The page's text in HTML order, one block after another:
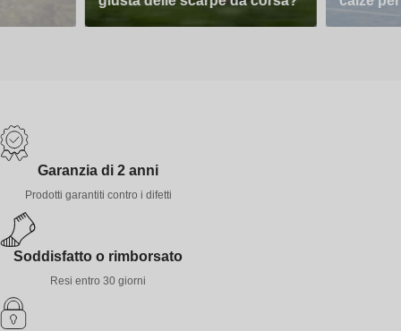
Garanzia di 2 anni
Prodotti garantiti contro i difetti
Soddisfatto o rimborsato
Resi entro 30 giorni